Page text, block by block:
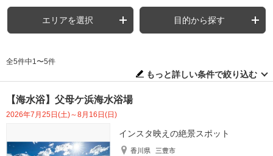
エリアを選択 目的から探す
全5件中1〜5件
もっと詳しい条件で絞り込む
【海水浴】父母ケ浜海水浴場
2026年7月25日(土)～8月16日(日)
インスタ映えの絶景スポット
香川県
三豊市